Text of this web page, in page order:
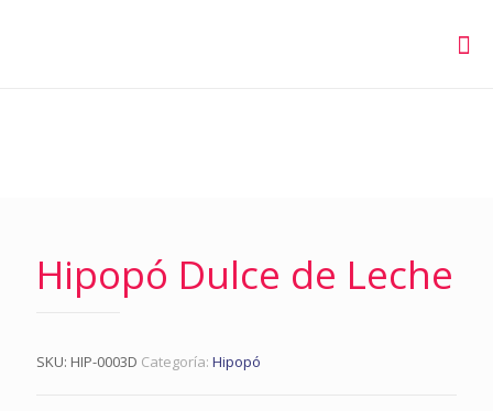
Hipopó Dulce de Leche
SKU: HIP-0003D Categoría: Hipopó